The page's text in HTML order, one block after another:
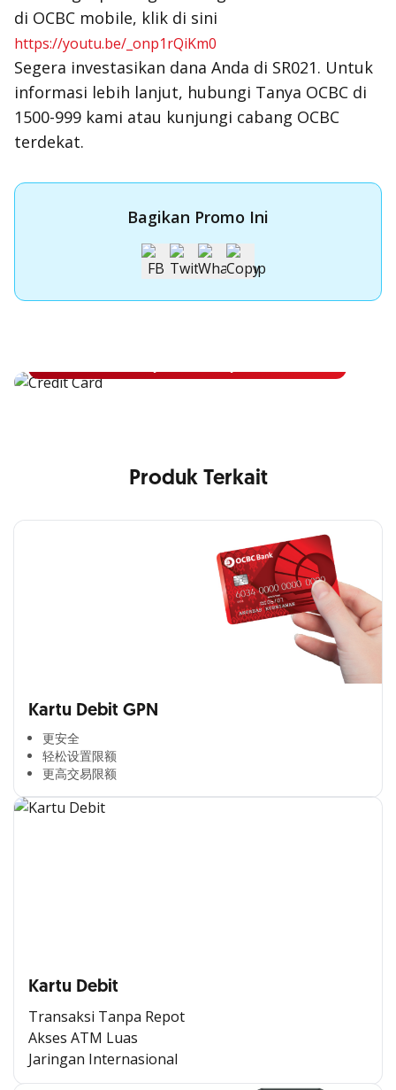
di OCBC mobile, klik di sini
https://youtu.be/_onp1rQiKm0
Segera investasikan dana Anda di SR021. Untuk
informasi lebih lanjut, hubungi Tanya OCBC di
1500-999 kami atau kunjungi cabang OCBC
terdekat.
Bagikan Promo Ini
Apply Kartu Kredit OCBC NISP
Produk Terkait
Kartu Debit GPN
更安全​
轻松设置限额​
更高交易限额​
Kartu Debit
Transaksi Tanpa Repot
Akses ATM Luas
Jaringan Internasional